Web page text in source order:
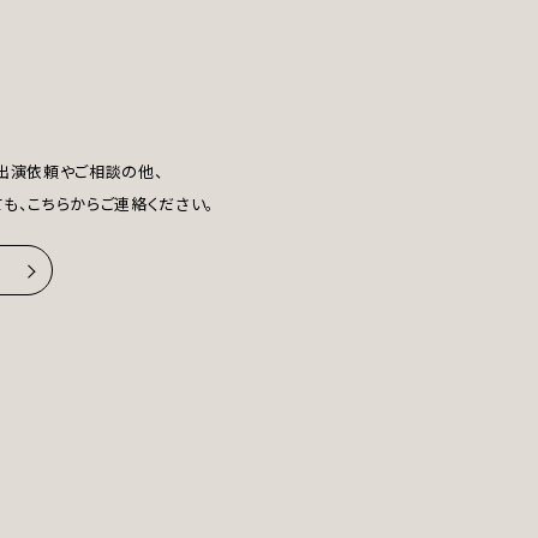
演依頼やご相談の他、
、 こちらからご連絡ください。